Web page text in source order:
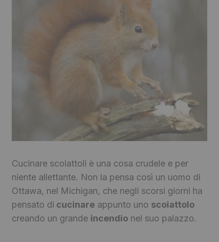
Cucinare scoiattoli è una cosa crudele e per
niente allettante. Non la pensa così un uomo di
Ottawa, nel Michigan, che negli scorsi giorni ha
pensato di cucinare appunto uno scoiattolo
creando un grande incendio nel suo palazzo.